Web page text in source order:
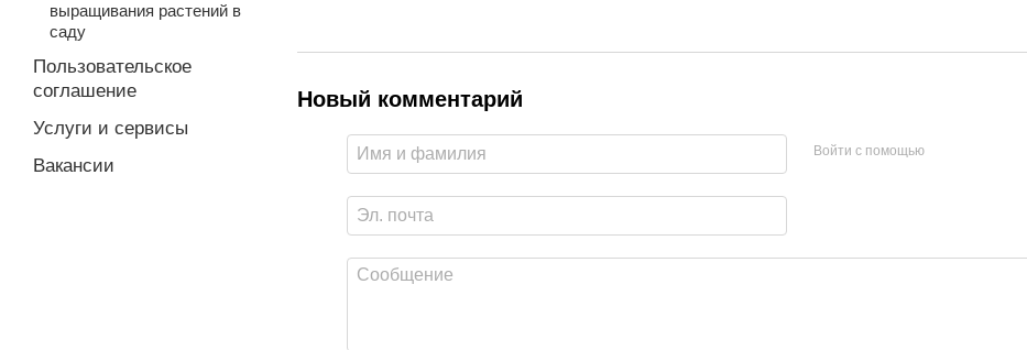
Новый комментарий
Войти с помощью
выращивания растений в
саду
Пользовательское
соглашение
Услуги и сервисы
Вакансии